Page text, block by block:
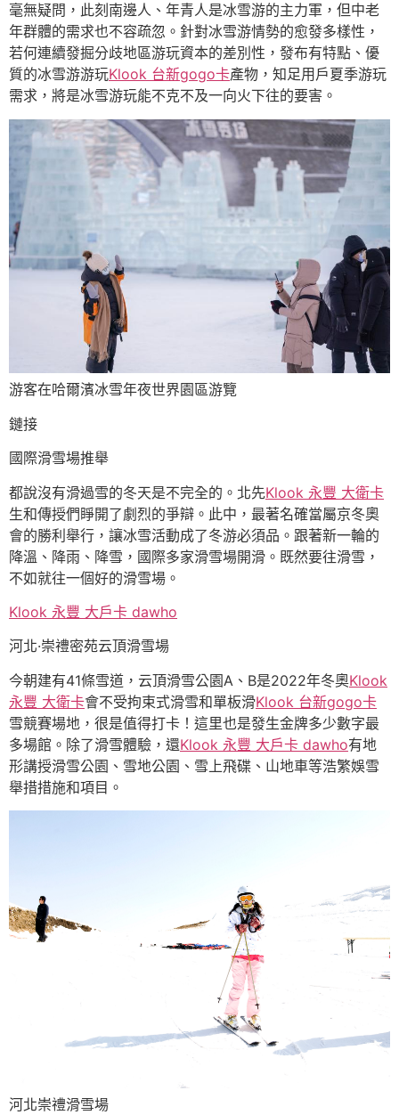
毫無疑問，此刻南邊人、年青人是冰雪游的主力軍，但中老
年群體的需求也不容疏忽。針對冰雪游情勢的愈發多樣性，
若何連續發掘分歧地區游玩資本的差別性，發布有特點、優
質的冰雪游游玩Klook 台新gogo卡產物，知足用戶夏季游玩
需求，將是冰雪游玩能不克不及一向火下往的要害。
游客在哈爾濱冰雪年夜世界園區游覽
鏈接
國際滑雪場推舉
都說沒有滑過雪的冬天是不完全的。北先Klook 永豐 大衛卡
生和傳授們睜開了劇烈的爭辯。此中，最著名確當屬京冬奧
會的勝利舉行，讓冰雪活動成了冬游必須品。跟著新一輪的
降溫、降雨、降雪，國際多家滑雪場開滑。既然要往滑雪，
不如就往一個好的滑雪場。
Klook 永豐 大戶卡 dawho
河北·崇禮密苑云頂滑雪場
今朝建有41條雪道，云頂滑雪公園A、B是2022年冬奧Klook
永豐 大衛卡會不受拘束式滑雪和單板滑Klook 台新gogo卡
雪競賽場地，很是值得打卡！這里也是發生金牌多少數字最
多場館。除了滑雪體驗，還Klook 永豐 大戶卡 dawho有地
形講授滑雪公園、雪地公園、雪上飛碟、山地車等浩繁娛雪
舉措措施和項目。
河北崇禮滑雪場